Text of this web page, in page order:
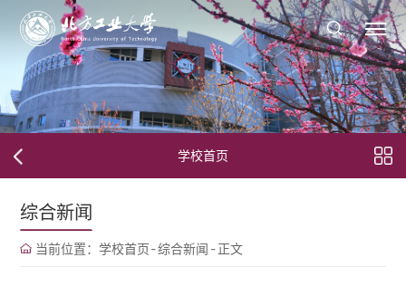
学校首页
综合新闻
当前位置： 学校首页-综合新闻 -正文